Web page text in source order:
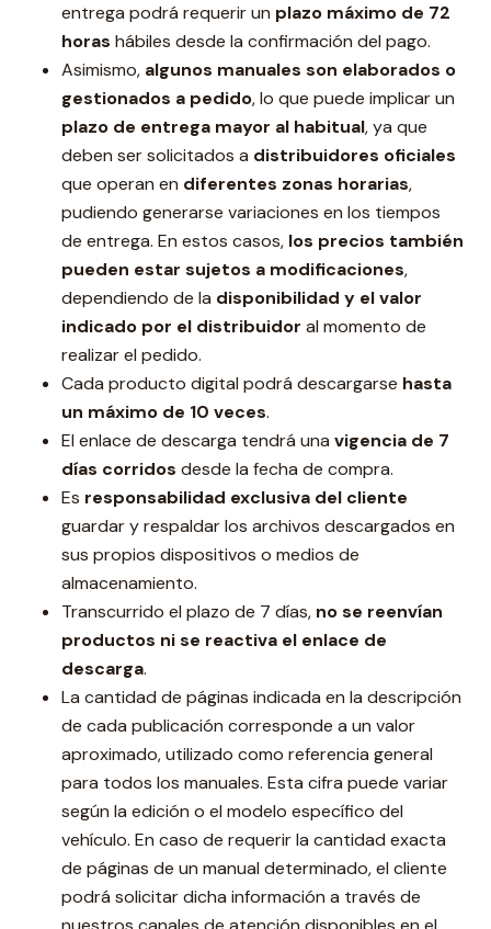
entrega podrá requerir un plazo máximo de 72
horas hábiles desde la confirmación del pago.
Asimismo, algunos manuales son elaborados o
gestionados a pedido, lo que puede implicar un
plazo de entrega mayor al habitual, ya que
deben ser solicitados a distribuidores oficiales
que operan en diferentes zonas horarias,
pudiendo generarse variaciones en los tiempos
de entrega. En estos casos, los precios también
pueden estar sujetos a modificaciones,
dependiendo de la disponibilidad y el valor
indicado por el distribuidor al momento de
realizar el pedido.
Cada producto digital podrá descargarse hasta
un máximo de 10 veces.
El enlace de descarga tendrá una vigencia de 7
días corridos desde la fecha de compra.
Es responsabilidad exclusiva del cliente
guardar y respaldar los archivos descargados en
sus propios dispositivos o medios de
almacenamiento.
Transcurrido el plazo de 7 días, no se reenvían
productos ni se reactiva el enlace de
descarga.
La cantidad de páginas indicada en la descripción
de cada publicación corresponde a un valor
aproximado, utilizado como referencia general
para todos los manuales. Esta cifra puede variar
según la edición o el modelo específico del
vehículo. En caso de requerir la cantidad exacta
de páginas de un manual determinado, el cliente
podrá solicitar dicha información a través de